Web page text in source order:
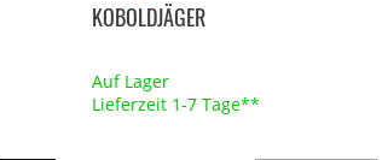
KOBOLDJÄGER
Auf Lager
Lieferzeit 1-7 Tage**